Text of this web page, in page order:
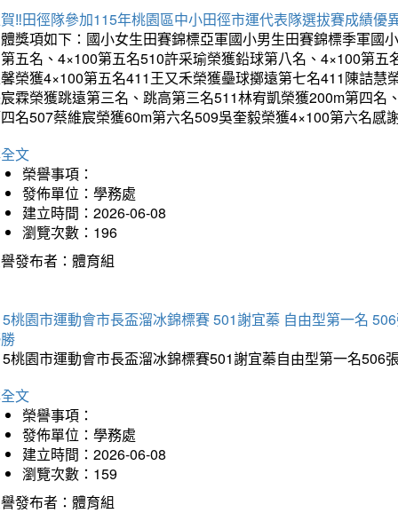
‼️田徑隊參加115年桃園區中小田徑市運代表隊選拔賽成績優
獎項如下：國小女生田賽錦標亞軍國小男生田賽錦標季軍國
五名、4×100第五名510許采瑜榮獲鉛球第八名、4×100第
榮獲4×100第五名411王又禾榮獲壘球擲遠第七名411陳詰
霖榮獲跳遠第三名、跳高第三名511林宥凱榮獲200m第四
名507蔡維宸榮獲60m第六名509吳奎毅榮獲4×100第六名
文
榮譽事項：
發佈單位：學務處
建立時間：2026-06-08
瀏覽次數：196
發布者：體育組
桃園市運動會市長盃溜冰錦標賽 501謝宜蓁 自由型第一名
桃園市運動會市長盃溜冰錦標賽501謝宜蓁自由型第一名
文
榮譽事項：
發佈單位：學務處
建立時間：2026-06-08
瀏覽次數：159
發布者：體育組